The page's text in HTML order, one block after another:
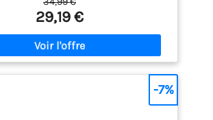
enceintes. [Confortable] Les petites
beaucoup de confort, les toilettes
équipées d'un siège, d'un couvercle
de papier toilette, d'une poignée
un déplacement facile. [Facile à
toilettes sont livrées avec un seau
qui vous permet de les utiliser avec de
29,19 €
-7%